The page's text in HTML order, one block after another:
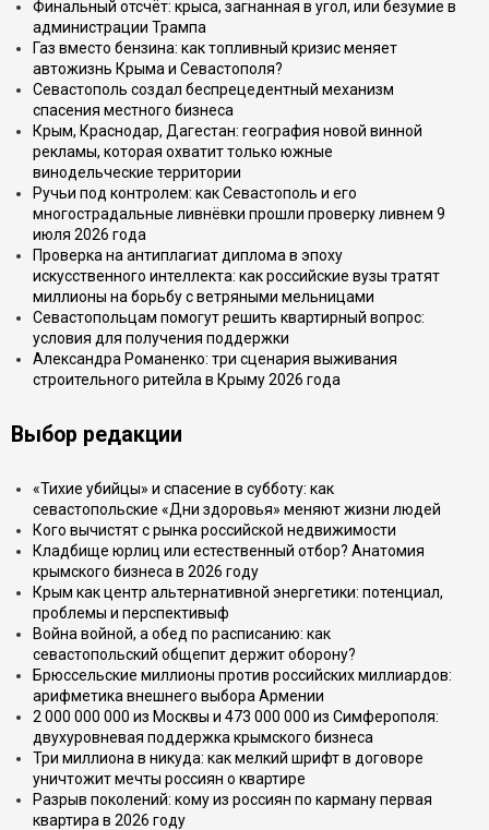
Финальный отсчёт: крыса, загнанная в угол, или безумие в
администрации Трампа
Газ вместо бензина: как топливный кризис меняет
автожизнь Крыма и Севастополя?
Севастополь создал беспрецедентный механизм
спасения местного бизнеса
Крым, Краснодар, Дагестан: география новой винной
рекламы, которая охватит только южные
винодельческие территории
Ручьи под контролем: как Севастополь и его
многострадальные ливнёвки прошли проверку ливнем 9
июля 2026 года
Проверка на антиплагиат диплома в эпоху
искусственного интеллекта: как российские вузы тратят
миллионы на борьбу с ветряными мельницами
Севастопольцам помогут решить квартирный вопрос:
условия для получения поддержки
Александра Романенко: три сценария выживания
строительного ритейла в Крыму 2026 года
Выбор редакции
«Тихие убийцы» и спасение в субботу: как
севастопольские «Дни здоровья» меняют жизни людей
Кого вычистят с рынка российской недвижимости
Кладбище юрлиц или естественный отбор? Анатомия
крымского бизнеса в 2026 году
Крым как центр альтернативной энергетики: потенциал,
проблемы и перспективыф
Война войной, а обед по расписанию: как
севастопольский общепит держит оборону?
Брюссельские миллионы против российских миллиардов:
арифметика внешнего выбора Армении
2 000 000 000 из Москвы и 473 000 000 из Симферополя:
двухуровневая поддержка крымского бизнеса
Три миллиона в никуда: как мелкий шрифт в договоре
уничтожит мечты россиян о квартире
Разрыв поколений: кому из россиян по карману первая
квартира в 2026 году